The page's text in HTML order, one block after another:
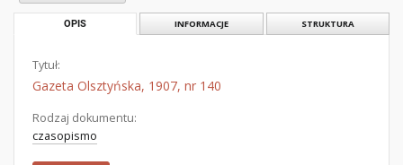
OPIS INFORMACJE STRUKTURA
Tytuł:
Gazeta Olsztyńska, 1907, nr 140
Rodzaj dokumentu:
czasopismo